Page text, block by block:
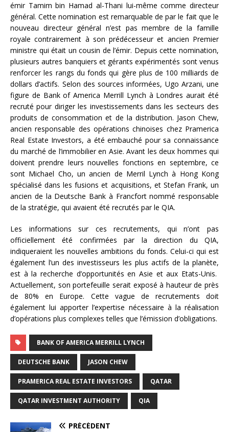
émir Tamim bin Hamad al-Thani lui-même comme directeur
général. Cette nomination est remarquable de par le fait que le
nouveau directeur général n’est pas membre de la famille
royale contrairement à son prédécesseur et ancien Premier
ministre qui était un cousin de l’émir. Depuis cette nomination,
plusieurs autres banquiers et gérants expérimentés sont venus
renforcer les rangs du fonds qui gère plus de 100 milliards de
dollars d’actifs. Selon des sources informées, Ugo Arzani, une
figure de Bank of America Merrill Lynch à Londres aurait été
recruté pour diriger les investissements dans les secteurs des
produits de consommation et de la distribution. Jason Chew,
ancien responsable des opérations chinoises chez Pramerica
Real Estate Investors, a été embauché pour sa connaissance
du marché de l’immobilier en Asie. Avant les deux hommes qui
doivent prendre leurs nouvelles fonctions en septembre, ce
sont Michael Cho, un ancien de Merril Lynch à Hong Kong
spécialisé dans les fusions et acquisitions, et Stefan Frank, un
ancien de la Deutsche Bank à Francfort nommé responsable
de la stratégie, qui avaient été recrutés par le QIA.
Les informations sur ces recrutements, qui n’ont pas
officiellement été confirmées par la direction du QIA,
indiqueraient les nouvelles ambitions du fonds. Celui-ci qui est
également l’un des investisseurs les plus actifs de la planète,
est à la recherche d’opportunités en Asie et aux Etats-Unis.
Actuellement, son portefeuille serait exposé à hauteur de près
de 80% en Europe. Cette vague de recrutements doit
également lui apporter l’expertise nécessaire à la réalisation
d’opérations plus complexes telles que l’émission d’obligations.
BANK OF AMERICA MERRILL LYNCH
DEUTSCHE BANK JASON CHEW
PRAMERICA REAL ESTATE INVESTORS QATAR
QATAR INVESTMENT AUTHORITY QIA
PRÉCÉDENT